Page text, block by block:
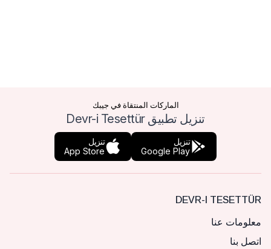
الماركات المنتقاة في جيبك
تنزيل تطبيق Devr-i Tesettür
تنزيل
Google Play
تنزيل
App Store
DEVR-I TESETTÜR
معلومات عنا
اتصل بنا